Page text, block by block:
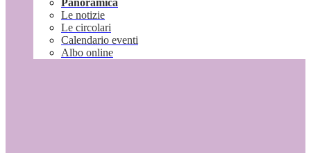
Panoramica
Le notizie
Le circolari
Calendario eventi
Albo online